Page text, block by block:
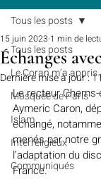
Tous les posts
Le Coran m’a appris
Mosquée de Paris
Islam
Interreligieux
Communiqués
Tous les posts
Échanges
15 juin 2023 1 min de
Dernière mise à jour :
Le recteur C
Aymeric Caron,
échangé,
menés par notre
l’adaptation du
France.